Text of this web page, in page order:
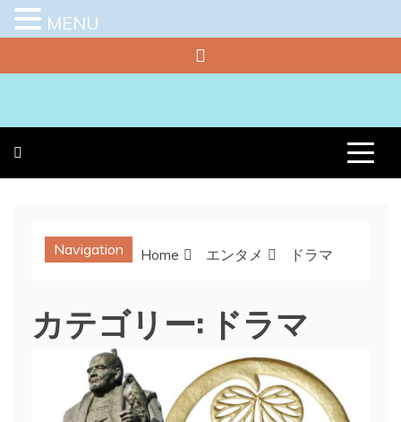
to
Navigation Home エンタメ ドラマ
カテゴリー: ドラマ
MENU